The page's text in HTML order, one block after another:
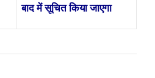
बाद में सूचित किया जाएगा